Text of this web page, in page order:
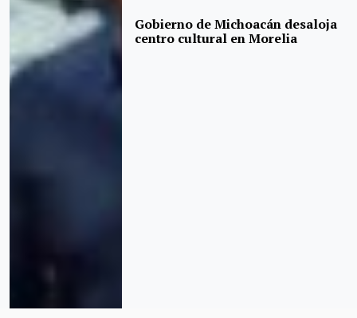
Gobierno de Michoacán desaloja
centro cultural en Morelia